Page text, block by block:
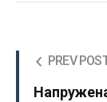
PREV